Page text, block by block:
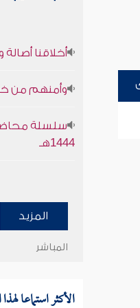
أخلاقنا
وأمنهم من
سلسلة
1444هـ
المزيد
المباشر
الأكثر استماعا